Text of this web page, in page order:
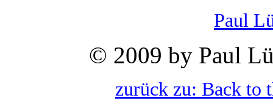
Paul
© 2009 by Paul
zurück zu: Back to